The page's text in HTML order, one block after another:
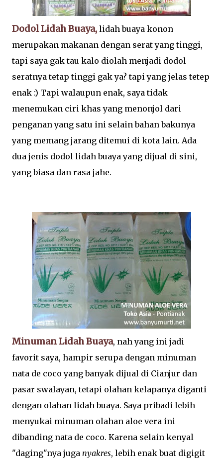
Dodol Lidah Buaya, lidah buaya konon
merupakan makanan dengan serat yang tinggi,
tapi saya gak tau kalo diolah menjadi dodol
seratnya tetap tinggi gak ya? tapi yang jelas tetep
enak :) Tapi walaupun enak, saya tidak
menemukan ciri khas yang menonjol dari
penganan yang satu ini selain bahan bakunya
yang memang jarang ditemui di kota lain. Ada
dua jenis dodol lidah buaya yang dijual di sini,
yang biasa dan rasa jahe.
Minuman Lidah Buaya, nah yang ini jadi
favorit saya, hampir serupa dengan minuman
nata de coco yang banyak dijual di Cianjur dan
pasar swalayan, tetapi olahan kelapanya diganti
dengan olahan lidah buaya. Saya pribadi lebih
menyukai minuman olahan aloe vera ini
dibanding nata de coco. Karena selain kenyal
"daging"nya juga nyakres, lebih enak buat digigit